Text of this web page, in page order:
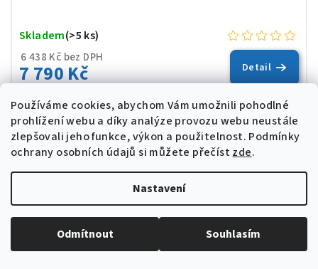
Používáme cookies, abychom Vám umožnili pohodlné
prohlížení webu a díky analýze provozu webu neustále
zlepšovali jeho funkce, výkon a použitelnost. Podmínky
ochrany osobních údajů si můžete přečíst zde.
Nastavení
Odmítnout Souhlasím
6 438 Kč bez DPH
7 790 Kč
Skladem(>5 ks)
Detail
WINDOWS 11